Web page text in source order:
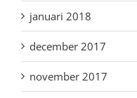
januari 2018
december 2017
november 2017